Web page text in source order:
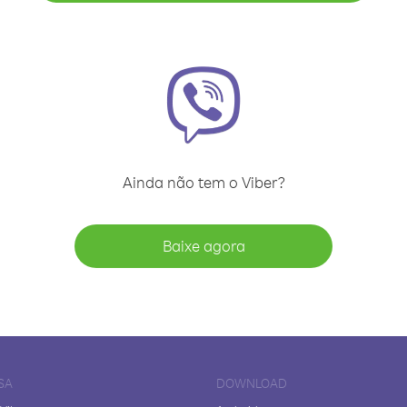
Ainda não tem o Viber?
Baixe agora
DOWNLOAD